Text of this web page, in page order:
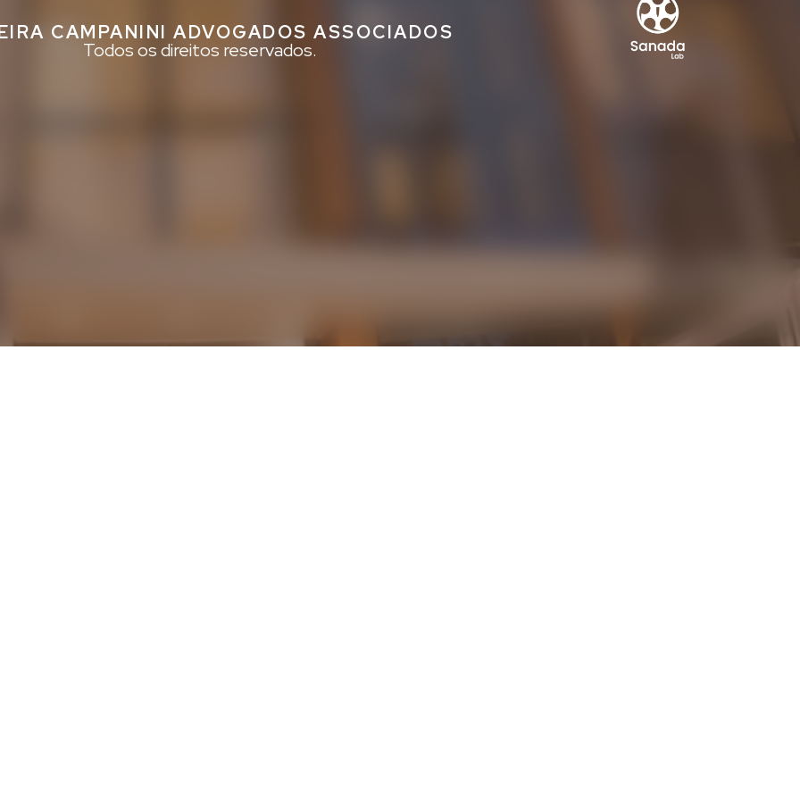
CAMPANINI ADVOGADOS ASSOCIADOS
Todos os direitos reservados.